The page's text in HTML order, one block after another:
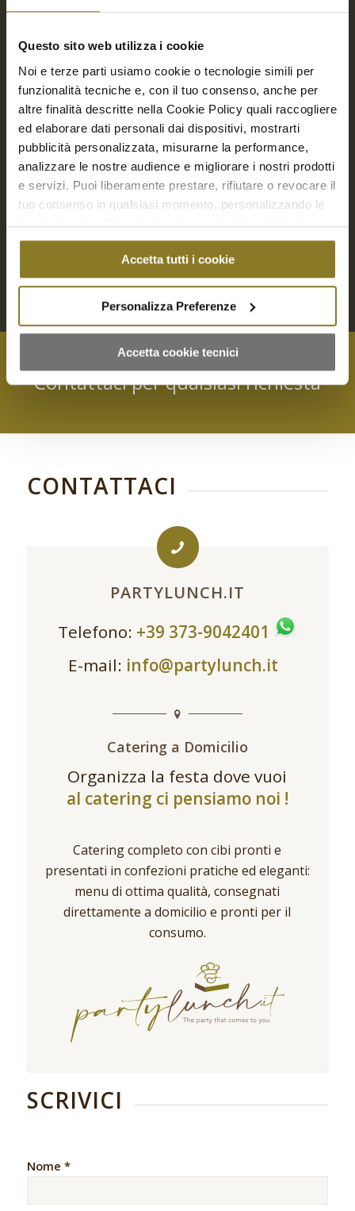
Questo sito web utilizza i cookie
Noi e terze parti usiamo cookie o tecnologie simili per
funzionalità tecniche e, con il tuo consenso, anche per
altre finalità descritte nella Cookie Policy quali raccogliere
ed elaborare dati personali dai dispositivi, mostrarti
pubblicità personalizzata, misurarne la performance,
analizzare le nostre audience e migliorare i nostri prodotti
e servizi. Puoi liberamente prestare, rifiutare o revocare il
tuo consenso in qualsiasi momento, personalizzando le
tue preferenze. Cliccando sul pulsante "Accetta tutti i
cookie" acconsenti all'uso di tali tecnologie per tutte le
finalità indicate. Cliccando sul pulsante "Accetta cookie
tecnici" acconsenti all'uso dei soli cookie tecnici.
Accetta tutti i cookie
Personalizza Preferenze
Accetta cookie tecnici
Piccola Pasticceria salata | 24 Pz.
30,00
Aggiungi al carrello Mostra dettagli
Contattaci per qualsiasi richiesta
CONTATTACI
PARTYLUNCH.IT
Telefono: +39 373-9042401
E-mail: info@partylunch.it
Catering a Domicilio
Organizza la festa dove vuoi
al catering ci pensiamo noi !
Catering completo con cibi pronti e
presentati in confezioni pratiche ed eleganti:
menu di ottima qualità, consegnati
direttamente a domicilio e pronti per il
consumo.
SCRIVICI
Nome *